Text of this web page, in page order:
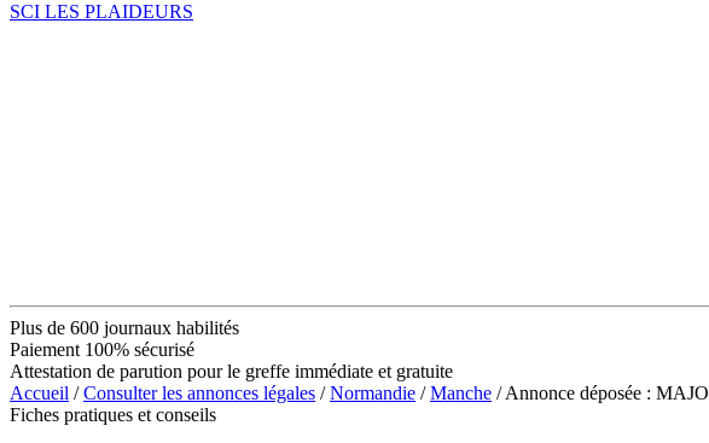
SCI LES PLAIDEURS
Plus de 600 journaux habilités
Paiement 100% sécurisé
Attestation de parution pour le greffe immédiate et gratuite
Accueil /Consulter les annonces légales /Normandie /Manche / Annonce déposée : MAJO
Fiches pratiques et conseils